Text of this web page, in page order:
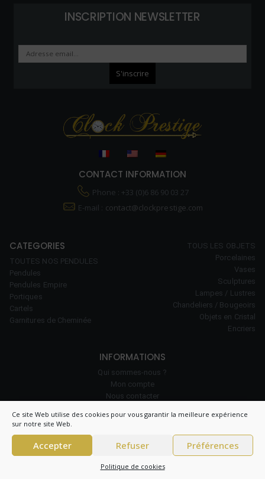
Ce site Web utilise des cookies pour vous garantir la meilleure expérience
sur notre site Web.
Accepter Refuser Préférences
Politique de cookies
INSCRIPTION NEWSLETTER
CONTACT INFORMATION
Phone : +33 (0)6 86 90 03 27
E-mail : contact@clockprestige.com
CATEGORIES
TOUTES NOS PENDULES
Pendules
Pendules Empire
Portiques
Cartels
Garnitures de Cheminée
TOUS LES OBJETS
Porcelaines
Vases
Sculptures
Lampes / Lustres
Chandeliers / Bougeoirs
Objets en Cristal
Encriers
INFORMATIONS
Qui sommes-nous ?
Mon compte
Nous contacter
Politique de cookies (UE)
générales